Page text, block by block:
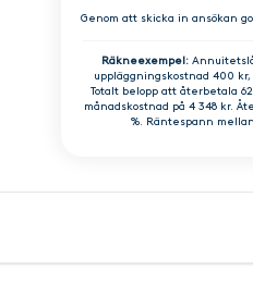
Genom att skicka in ansökan
Räkneexempel:
uppläggningskostnad 400
Totalt belopp att återbetala
månadskostnad på 4 348 kr.
%. Räntespann